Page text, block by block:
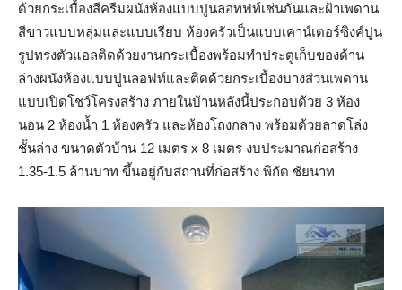
ด้วยกระเบื้องสีครีมผนังห้องแบบปูนลอทฟท์เช่นกันและฝ้าเพดาน
สีขาวแบบหลุ่มและแบบเรียบ ห้องครัวเป็นแบบเคาน์เตอร์ซิงค์ปูน
รูปทรงตัวแอลติดด้วยงานกระเบื้องพร้อมทำประตูเก็บของด้าน
ล่างผนังห้องแบบปูนลอฟท์และติดด้วยกระเบื้องบางส่วนเพดาน
แบบเปิดโชว์โครงสร้าง ภายในบ้านหลังนี้ประกอบด้วย 3 ห้อง
นอน 2 ห้องน้ำ 1 ห้องครัว และห้องโถงกลาง พร้อมด้วยลาดโล่ง
ชั้นล่าง ขนาดตัวบ้าน 12 เมตร x 8 เมตร งบประมาณก่อสร้าง
1.35-1.5 ล้านบาท ขึ้นอยู่กับสถานที่ก่อสร้าง พิกัด ชัยนาท